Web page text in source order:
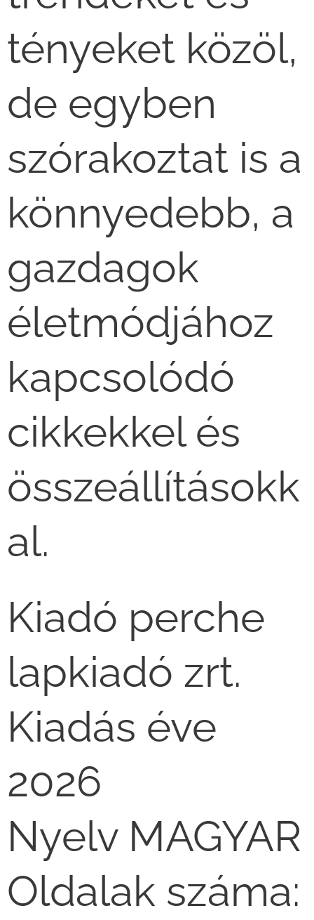
tényeket közöl,
de egyben
szórakoztat is a
könnyedebb, a
gazdagok
életmódjához
kapcsolódó
cikkekkel és
összeállításokk
al.
Kiadó perche
lapkiadó zrt.
Kiadás éve
2026
Nyelv MAGYAR
Oldalak száma: